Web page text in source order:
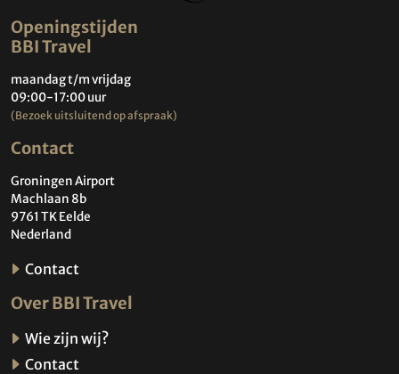
Openingstijden
BBI Travel
maandag t/m vrijdag
09:00-17:00 uur
(Bezoek uitsluitend op afspraak)
Contact
Groningen Airport
Machlaan 8b
9761 TK Eelde
Nederland
Contact
Over BBI Travel
Wie zijn wij?
Contact